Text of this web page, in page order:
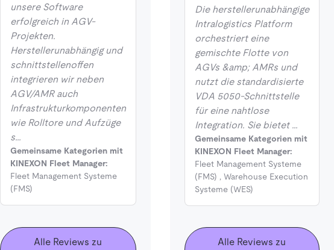
unsere Software
erfolgreich in AGV-
Projekten.
Herstellerunabhängig und
schnittstellenoffen
integrieren wir neben
AGV/AMR auch
Infrastrukturkomponenten
wie Rolltore und Aufzüge
s…
Gemeinsame Kategorien mit
KINEXON Fleet Manager:
Fleet Management Systeme
(FMS)
Alle Reviews zu
Die herstellerunabhängige
Intralogistics Platform
orchestriert eine
gemischte Flotte von
AGVs &amp; AMRs und
nutzt die standardisierte
VDA 5050-Schnittstelle
für eine nahtlose
Integration. Sie bietet …
Gemeinsame Kategorien mit
KINEXON Fleet Manager:
Fleet Management Systeme
(FMS) , Warehouse Execution
Systeme (WES)
Alle Reviews zu